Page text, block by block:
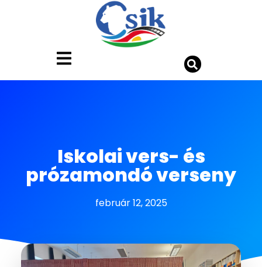
Iskolai vers- és
prózamondó verseny
február 12, 2025